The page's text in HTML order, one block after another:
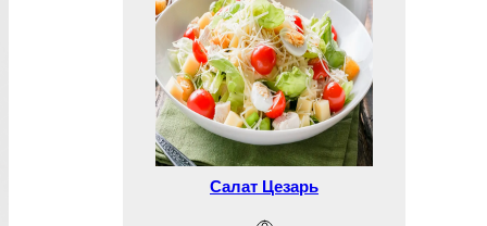
Салат Цезарь